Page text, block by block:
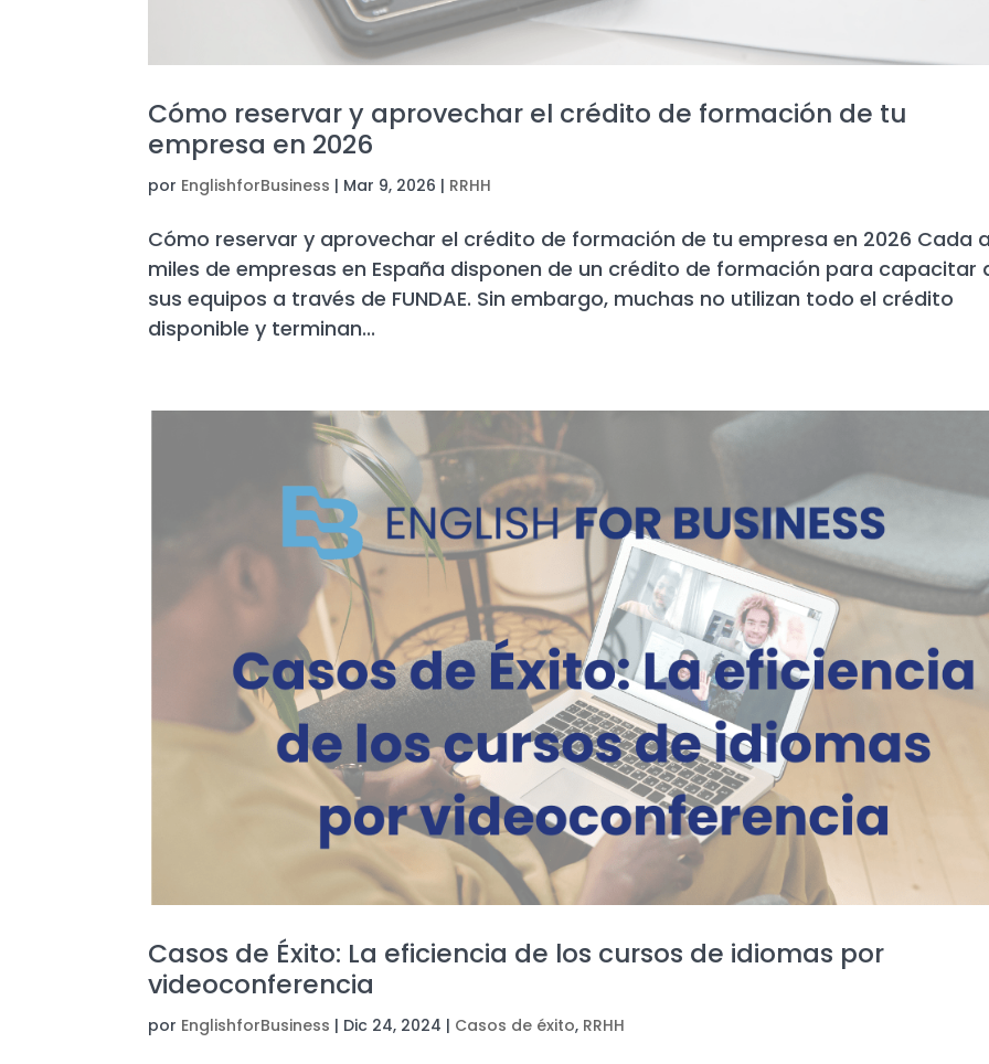
Cómo reservar y aprovechar el crédito de formación de tu
empresa en 2026
por EnglishforBusiness | Mar 9, 2026 | RRHH
Cómo reservar y aprovechar el crédito de formación de tu empresa en 2026 Cada
miles de empresas en España disponen de un crédito de formación para capacitar
sus equipos a través de FUNDAE. Sin embargo, muchas no utilizan todo el crédito
disponible y terminan...
Casos de Éxito: La eficiencia de los cursos de idiomas por
videoconferencia
por EnglishforBusiness | Dic 24, 2024 | Casos de éxito, RRHH